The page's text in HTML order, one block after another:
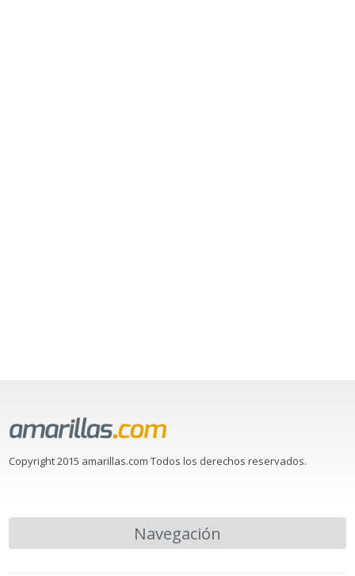
Copyright 2015 amarillas.com Todos los derechos reservados.
Navegación